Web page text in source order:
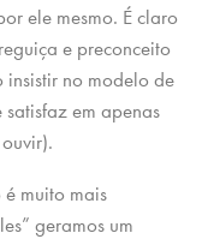
ele mesmo. É claro
e preconceito
insistir no modelo de
em apenas
muito mais
geramos um